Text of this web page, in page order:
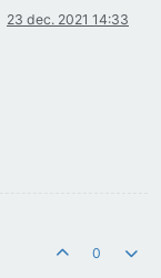
23 dec. 2021 14:33
0